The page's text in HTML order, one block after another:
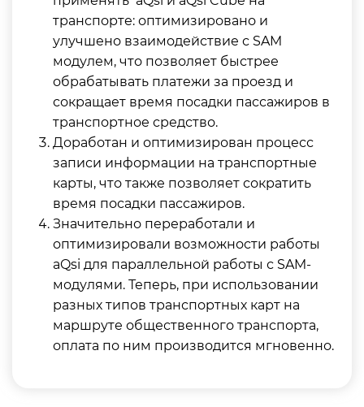
транспорте: оптимизировано и
улучшено взаимодействие с SAM
модулем, что позволяет быстрее
обрабатывать платежи за проезд и
сокращает время посадки пассажиров в
транспортное средство.
Доработан и оптимизирован процесс
записи информации на транспортные
карты, что также позволяет сократить
время посадки пассажиров.
Значительно переработали и
оптимизировали возможности работы
aQsi для параллельной работы с SAM-
модулями. Теперь, при использовании
разных типов транспортных карт на
маршруте общественного транспорта,
оплата по ним производится мгновенно.